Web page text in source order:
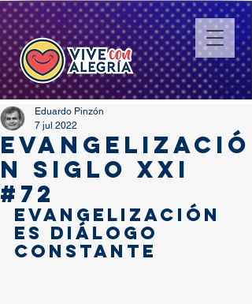
EVANGELIZACIÓ
N SIGLO XXI
#72
Eduardo Pinzón
7 jul 2022
evangelización
es diálogo
constante